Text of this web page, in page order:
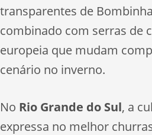
transparentes de
combinado com serras de
europeia que mudam
cenário no inverno.
No Rio Grande do Sul, a
expressa no melhor